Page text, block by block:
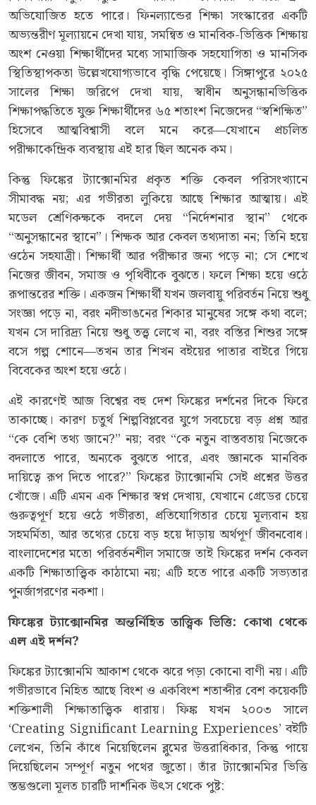
অভিযোজিত হতে পারে। ফিনল্যান্ডের শিক্ষা সংস্কারের একটি
অভ্যন্তরীণ মূল্যায়নে দেখা যায়, সমন্বিত ও মানবিক-ভিত্তিক শিক্ষায়
অংশ নেওয়া শিক্ষার্থীদের মধ্যে সামাজিক সহযোগিতা ও মানসিক
স্থিতিস্থাপকতা উল্লেখযোগ্যভাবে বৃদ্ধি পেয়েছে। সিঙ্গাপুরে ২০২৫
সালের শিক্ষা জরিপে দেখা যায়, স্বাধীন অনুসন্ধানভিত্তিক
শিক্ষাপদ্ধতিতে যুক্ত শিক্ষার্থীদের ৬৫ শতাংশ নিজেদের “স্বশিক্ষিত”
হিসেবে আত্মবিশ্বাসী বলে মনে করে—যেখানে প্রচলিত
পরীক্ষাকেন্দ্রিক ব্যবস্থায় এই হার ছিল অনেক কম।
কিন্তু ফিঙ্কের ট্যাক্সোনমির প্রকৃত শক্তি কেবল পরিসংখ্যানে
সীমাবদ্ধ নয়; এর গভীরতা লুকিয়ে আছে শিক্ষার আত্মায়। এই
মডেল শ্রেণিকক্ষকে বদলে দেয় “নির্দেশনার স্থান” থেকে
“অনুসন্ধানের স্থানে”। শিক্ষক আর কেবল তথ্যদাতা নন; তিনি হয়ে
ওঠেন সহযাত্রী। শিক্ষার্থী আর পরীক্ষার জন্য পড়ে না; সে শেখে
নিজের জীবন, সমাজ ও পৃথিবীকে বুঝতে। ফলে শিক্ষা হয়ে ওঠে
রূপান্তরের শক্তি। একজন শিক্ষার্থী যখন জলবায়ু পরিবর্তন নিয়ে শুধু
সংজ্ঞা পড়ে না, বরং নদীভাঙনের শিকার মানুষের সঙ্গে কথা বলে;
যখন সে দারিদ্র্য নিয়ে শুধু তত্ত্ব লেখে না, বরং বস্তির শিশুর সঙ্গে
বসে গল্প শোনে—তখন তার শিখন বইয়ের পাতার বাইরে গিয়ে
বিবেকের অংশ হয়ে ওঠে।
এই কারণেই আজ বিশ্বের বহু দেশ ফিঙ্কের দর্শনের দিকে ফিরে
তাকাচ্ছে। কারণ চতুর্থ শিল্পবিপ্লবের যুগে সবচেয়ে বড় প্রশ্ন আর
“কে বেশি তথ্য জানে?” নয়; বরং “কে নতুন বাস্তবতায় নিজেকে
বদলাতে পারে, অন্যকে বুঝতে পারে, এবং জ্ঞানকে মানবিক
দায়িত্বে রূপ দিতে পারে?” ফিঙ্কের ট্যাক্সোনমি সেই প্রশ্নের উত্তর
খোঁজে। এটি এমন এক শিক্ষার স্বপ্ন দেখায়, যেখানে গ্রেডের চেয়ে
গুরুত্বপূর্ণ হয়ে ওঠে গভীরতা, প্রতিযোগিতার চেয়ে মূল্যবান হয়
সহমর্মিতা, আর তথ্যের চেয়ে বড় হয়ে দাঁড়ায় অর্থপূর্ণ জীবনবোধ।
বাংলাদেশের মতো পরিবর্তনশীল সমাজে তাই ফিঙ্কের দর্শন কেবল
একটি শিক্ষাতাত্ত্বিক কাঠামো নয়; এটি হতে পারে একটি সভ্যতার
পুনর্জাগরণের নকশা।
ফিঙ্কের ট্যাক্সোনমির অন্তর্নিহিত তাত্ত্বিক ভিত্তি: কোথা থেকে
এল এই দর্শন?
ফিঙ্কের ট্যাক্সোনমি আকাশ থেকে ঝরে পড়া কোনো বাণী নয়। এটি
গভীরভাবে নিহিত আছে বিংশ ও একবিংশ শতাব্দীর বেশ কয়েকটি
শক্তিশালী শিক্ষাতাত্ত্বিক ধারায়। ফিঙ্ক যখন ২০০৩ সালে
‘Creating Significant Learning Experiences’ বইটি
লেখেন, তিনি কাঁধে নিয়েছিলেন ব্লুমের উত্তরাধিকার, কিন্তু পায়ে
দিয়েছিলেন সম্পূর্ণ নতুন পথের জুতো। তাঁর ট্যাক্সোনমির ভিত্তি
স্তম্ভগুলো মূলত চারটি দার্শনিক উৎস থেকে পুষ্ট: